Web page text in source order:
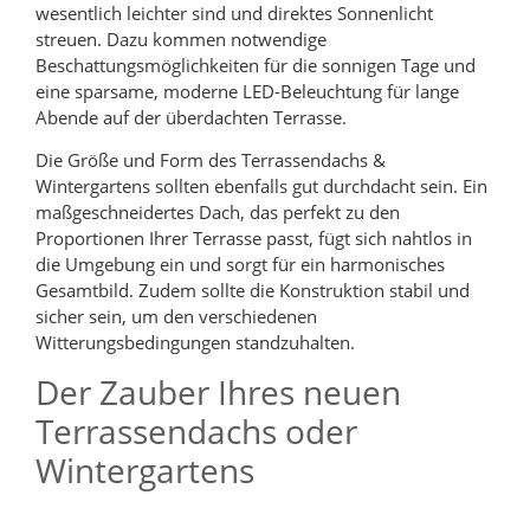
wesentlich leichter sind und direktes Sonnenlicht
streuen. Dazu kommen notwendige
Beschattungsmöglichkeiten für die sonnigen Tage und
eine sparsame, moderne LED-Beleuchtung für lange
Abende auf der überdachten Terrasse.
Die Größe und Form des Terrassendachs &
Wintergartens sollten ebenfalls gut durchdacht sein. Ein
maßgeschneidertes Dach, das perfekt zu den
Proportionen Ihrer Terrasse passt, fügt sich nahtlos in
die Umgebung ein und sorgt für ein harmonisches
Gesamtbild. Zudem sollte die Konstruktion stabil und
sicher sein, um den verschiedenen
Witterungsbedingungen standzuhalten.
Der Zauber Ihres neuen
Terrassendachs oder
Wintergartens